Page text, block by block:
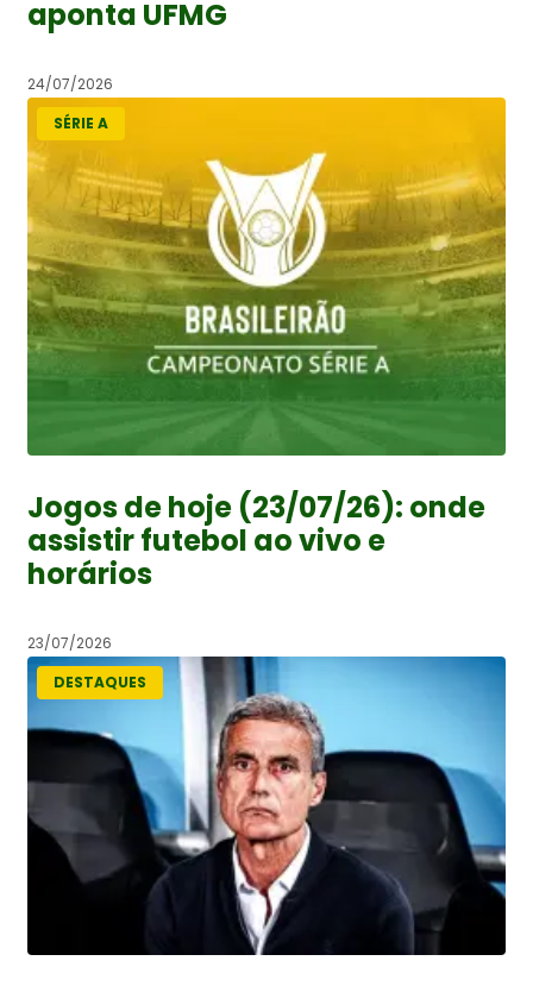
aponta UFMG
24/07/2026
SÉRIE A
Jogos de hoje (23/07/26): onde
assistir futebol ao vivo e
horários
23/07/2026
DESTAQUES